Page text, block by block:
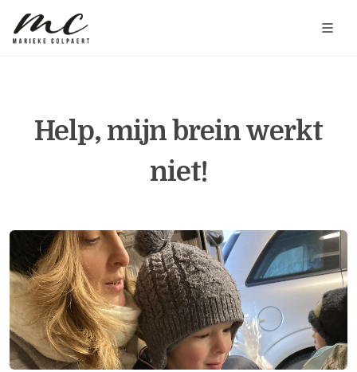
Help, mijn brein werkt
niet!